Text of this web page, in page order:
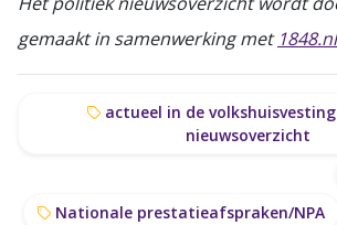
gemaakt in samenwerking met 1848.nl
actueel in de
nieuwsoverzicht
Nationale prestatieafspraken/NPA